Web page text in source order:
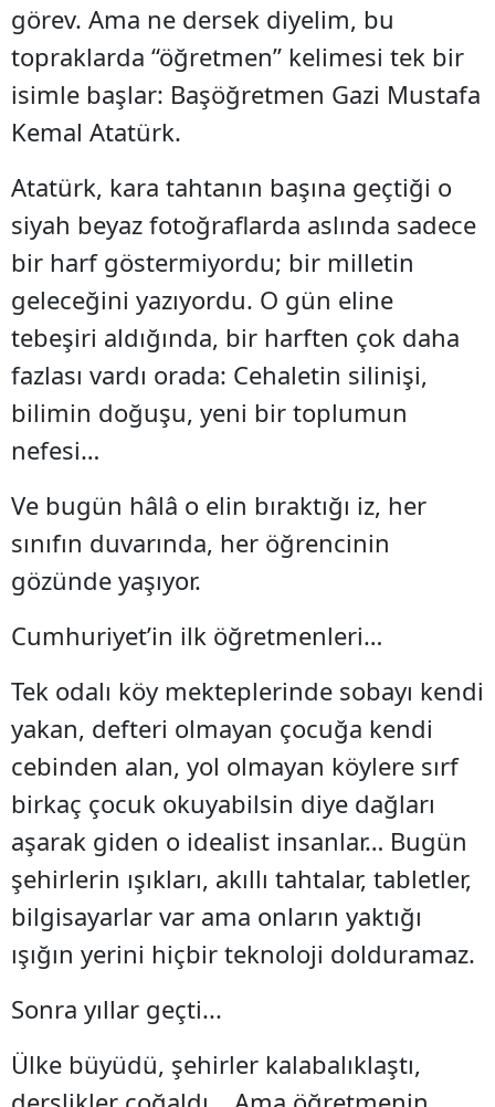
görev. Ama ne dersek diyelim, bu
topraklarda “öğretmen” kelimesi tek bir
isimle başlar: Başöğretmen Gazi Mustafa
Kemal Atatürk.
Atatürk, kara tahtanın başına geçtiği o
siyah beyaz fotoğraflarda aslında sadece
bir harf göstermiyordu; bir milletin
geleceğini yazıyordu. O gün eline
tebeşiri aldığında, bir harften çok daha
fazlası vardı orada: Cehaletin silinişi,
bilimin doğuşu, yeni bir toplumun
nefesi…
Ve bugün hâlâ o elin bıraktığı iz, her
sınıfın duvarında, her öğrencinin
gözünde yaşıyor.
Cumhuriyet’in ilk öğretmenleri…
Tek odalı köy mekteplerinde sobayı kendi
yakan, defteri olmayan çocuğa kendi
cebinden alan, yol olmayan köylere sırf
birkaç çocuk okuyabilsin diye dağları
aşarak giden o idealist insanlar… Bugün
şehirlerin ışıkları, akıllı tahtalar, tabletler,
bilgisayarlar var ama onların yaktığı
ışığın yerini hiçbir teknoloji dolduramaz.
Sonra yıllar geçti...
Ülke büyüdü, şehirler kalabalıklaştı,